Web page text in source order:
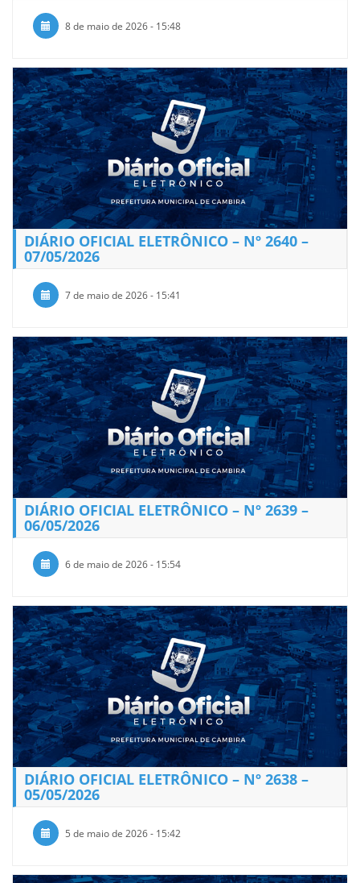
8 de maio de 2026 - 15:48
DIÁRIO OFICIAL ELETRÔNICO – Nº 2640 –
07/05/2026
7 de maio de 2026 - 15:41
DIÁRIO OFICIAL ELETRÔNICO – Nº 2639 –
06/05/2026
6 de maio de 2026 - 15:54
DIÁRIO OFICIAL ELETRÔNICO – Nº 2638 –
05/05/2026
5 de maio de 2026 - 15:42